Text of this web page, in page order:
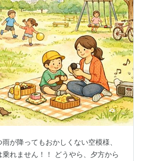
が降ってもおかしくない空模様、
乗れません！！ どうやら、夕方から